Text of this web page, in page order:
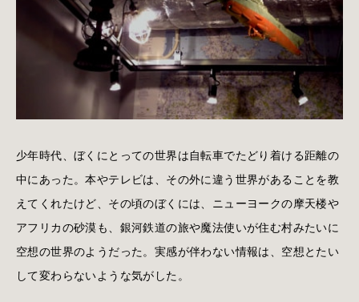
少年時代、ぼくにとっての世界は自転車でたどり着ける距離の
中にあった。本やテレビは、その外に違う世界があることを教
えてくれたけど、その頃のぼくには、ニューヨークの摩天楼や
アフリカの砂漠も、銀河鉄道の旅や魔法使いが住む村みたいに
空想の世界のようだった。実感が伴わない情報は、空想とたい
して変わらないような気がした。